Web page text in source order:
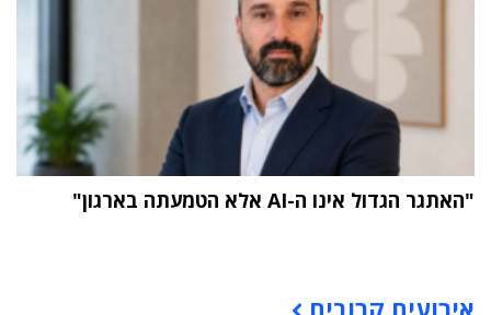
"האתגר הגדול אינו ה-AI אלא הטמעתה בארגון"
אירועים קרובים